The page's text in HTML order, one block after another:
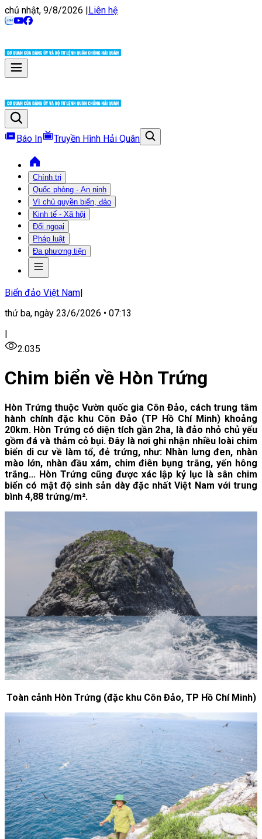
chủ nhật, 9/8/2026 |Liên hệ
Báo In Truyền Hình Hải Quân
Chính trị
Quốc phòng - An ninh
Vì chủ quyền biển, đảo
Kinh tế - Xã hội
Đối ngoại
Pháp luật
Đa phương tiện
Biển đảo Việt Nam|
thứ ba, ngày 23/6/2026 • 07:13
|
2.035
Chim biển về Hòn Trứng
Hòn Trứng thuộc Vườn quốc gia Côn Đảo, cách trung tâm
hành chính đặc khu Côn Đảo (TP Hồ Chí Minh) khoảng
20km. Hòn Trứng có diện tích gần 2ha, là đảo nhỏ chủ yếu
gồm đá và thảm cỏ bụi. Đây là nơi ghi nhận nhiều loài chim
biển di cư về làm tổ, đẻ trứng, như: Nhàn lưng đen, nhàn
mào lớn, nhàn đầu xám, chim điên bụng trắng, yến hông
trắng... Hòn Trứng cũng được xác lập kỷ lục là sân chim
biển có mật độ sinh sản dày đặc nhất Việt Nam với trung
bình 4,88 trứng/m².
Toàn cảnh Hòn Trứng (đặc khu Côn Đảo, TP Hồ Chí Minh)